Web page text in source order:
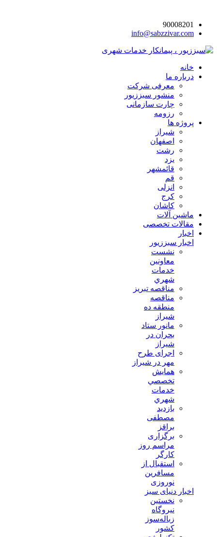
90008201
info@sabzzivar.com
خانه
درباره ما
معرفی شرکت
منشور سبززیور
چارت سازمانی
رزومه
پروژه ها
شیراز
اصفهان
رشت
یزد
قائمشهر
قم
انزلی
کرج
کاشان
ماشین آلات
مقالات تخصصی
اخبار
اخبار سبززیور
نشست
معاونين
خدمات
شهري
مناقصه تبريز
مناقصه
منطقه ده
شیراز
مانور ستاد
بحران در
شیراز
اجرای طرح
مهر در شیراز
همايش
تخصصي
خدمات
شهري
بازدید
مصطفی
براقز
برگزاری
مراسم روز
کارگر
استقبال از
مسافرین
نوروزی
اخبار دنیای سبز
نخستین
نیروگاه
زباله‌سوز
کشور